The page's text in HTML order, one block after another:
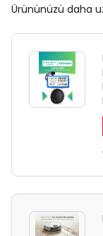
Ürününüzü daha